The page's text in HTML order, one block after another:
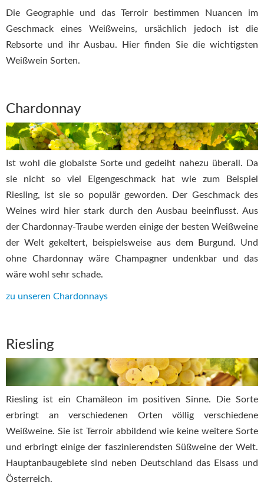
Die Geographie und das Terroir bestimmen Nuancen im
Geschmack eines Weißweins, ursächlich jedoch ist die
Rebsorte und ihr Ausbau. Hier finden Sie die wichtigsten
Weißwein Sorten.
Chardonnay
Ist wohl die globalste Sorte und gedeiht nahezu überall. Da
sie nicht so viel Eigengeschmack hat wie zum Beispiel
Riesling, ist sie so populär geworden. Der Geschmack des
Weines wird hier stark durch den Ausbau beeinflusst. Aus
der Chardonnay-Traube werden einige der besten Weißweine
der Welt gekeltert, beispielsweise aus dem Burgund. Und
ohne Chardonnay wäre Champagner undenkbar und das
wäre wohl sehr schade.
zu unseren Chardonnays
Riesling
Riesling ist ein Chamäleon im positiven Sinne. Die Sorte
erbringt an verschiedenen Orten völlig verschiedene
Weißweine. Sie ist Terroir abbildend wie keine weitere Sorte
und erbringt einige der faszinierendsten Süßweine der Welt.
Hauptanbaugebiete sind neben Deutschland das Elsass und
Österreich.